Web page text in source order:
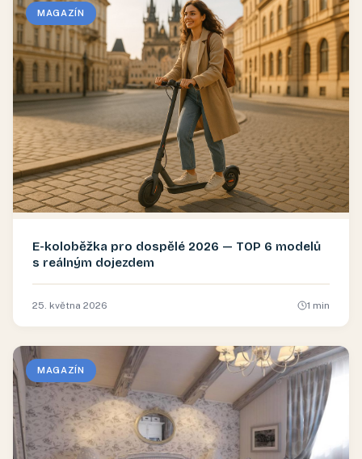
MAGAZÍN
E-koloběžka pro dospělé 2026 — TOP 6 modelů
s reálným dojezdem
25. května 2026 1 min
MAGAZÍN